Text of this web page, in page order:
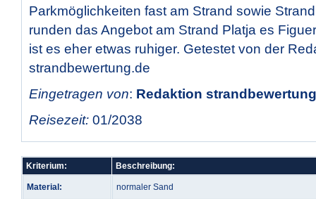
Parkmöglichkeiten fast am Strand sowie
runden das Angebot am Strand Platja es
ist es eher etwas ruhiger. Getestet von der
strandbewertung.de
Eingetragen von: Redaktion
Reisezeit: 01/2038
Kriterium: Beschreibung:
Material: normaler Sand